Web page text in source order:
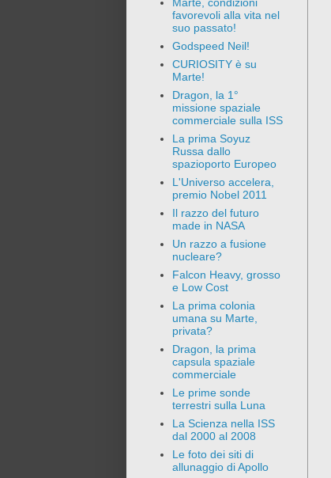
Marte, condizioni
favorevoli alla vita nel
suo passato!
Godspeed Neil!
CURIOSITY è su
Marte!
Dragon, la 1°
missione spaziale
commerciale sulla ISS
La prima Soyuz
Russa dallo
spazioporto Europeo
L'Universo accelera,
premio Nobel 2011
Il razzo del futuro
made in NASA
Un razzo a fusione
nucleare?
Falcon Heavy, grosso
e Low Cost
La prima colonia
umana su Marte,
privata?
Dragon, la prima
capsula spaziale
commerciale
Le prime sonde
terrestri sulla Luna
La Scienza nella ISS
dal 2000 al 2008
Le foto dei siti di
allunaggio di Apollo